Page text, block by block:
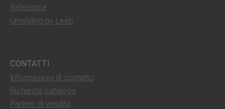
Referenze
Umstyling by Leeb
CONTATTI
Informazioni di contatto
Richiesta catalogo
Partner di vendita